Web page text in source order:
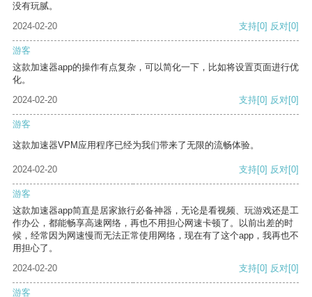
没有玩腻。
2024-02-20
支持[0] 反对[0]
游客
这款加速器app的操作有点复杂，可以简化一下，比如将设置页面进行优
化。
2024-02-20
支持[0] 反对[0]
游客
这款加速器VPM应用程序已经为我们带来了无限的流畅体验。
2024-02-20 支持[0] 反对[0]
游客
这款加速器app简直是居家旅行必备神器，无论是看视频、玩游戏还是工
作办公，都能畅享高速网络，再也不用担心网速卡顿了。以前出差的时
候，经常因为网速慢而无法正常使用网络，现在有了这个app，我再也不
用担心了。
2024-02-20
支持[0] 反对[0]
游客